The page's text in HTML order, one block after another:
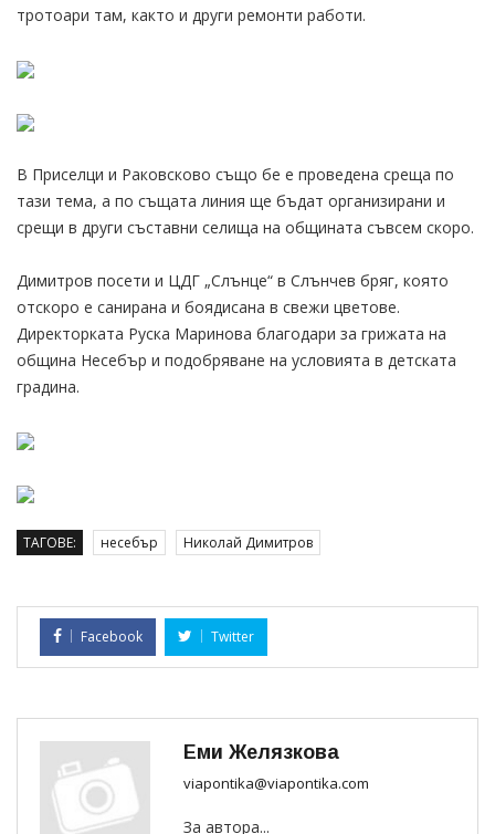
тротоари там, както и други ремонти работи.
В Приселци и Раковсково също бе е проведена среща по
тази тема, а по същата линия ще бъдат организирани и
срещи в други съставни селища на общината съвсем скоро.
Димитров посети и ЦДГ „Слънце“ в Слънчев бряг, която
отскоро е санирана и боядисана в свежи цветове.
Директорката Руска Маринова благодари за грижата на
община Несебър и подобряване на условията в детската
градина.
ТАГОВЕ: несебър Николай Димитров
Facebook Twitter
Еми Желязкова
viapontika@viapontika.com
За автора...